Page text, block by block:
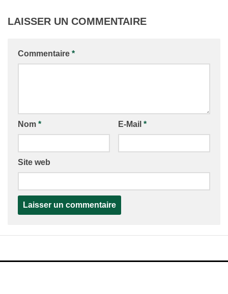
LAISSER UN COMMENTAIRE
Commentaire *
Nom * E-Mail *
Site web